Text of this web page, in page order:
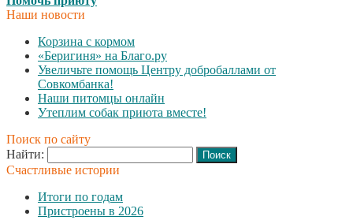
Наши новости
Корзина с кормом
«Беригиня» на Благо.ру
Увеличьте помощь Центру добробаллами от
Совкомбанка!
Наши питомцы онлайн
Утеплим собак приюта вместе!
Поиск по сайту
Найти:
Счастливые истории
Итоги по годам
Пристроены в 2026